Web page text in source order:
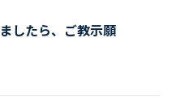
したら、ご教示願